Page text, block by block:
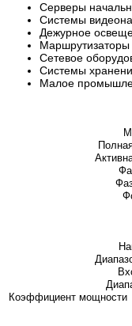
Серверы
Системы
Дежурное
Маршрутизаторы
Сетевое
Системы
Малое
Коэффициент мощности